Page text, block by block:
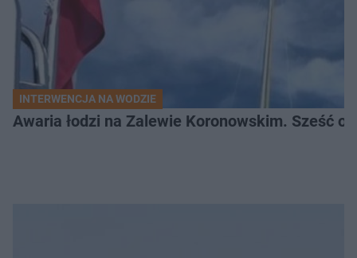
INTERWENCJA NA WODZIE
Awaria łodzi na Zalewie Koronowskim. Sześć